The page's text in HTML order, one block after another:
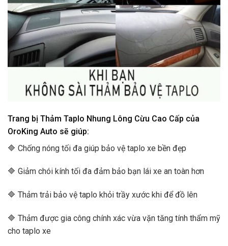
Trang bị Thảm Taplo Nhung Lông Cừu Cao Cấp của
OroKing Auto sẽ giúp:
🔷 Chống nóng tối đa giúp bảo vệ taplo xe bền đẹp
🔷 Giảm chói kính tối đa đảm bảo bạn lái xe an toàn hơn
🔷 Thảm trải bảo vệ taplo khỏi trầy xước khi để đồ lên
🔷 Thảm được gia công chính xác vừa vặn tăng tính thẩm mỹ
cho taplo xe